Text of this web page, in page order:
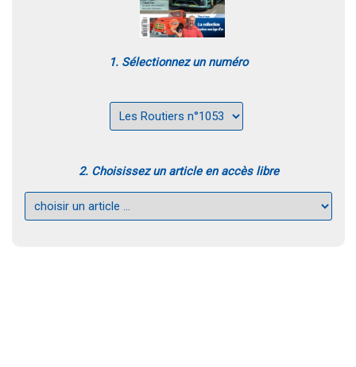
1. Sélectionnez un numéro
2. Choisissez un article en accès libre